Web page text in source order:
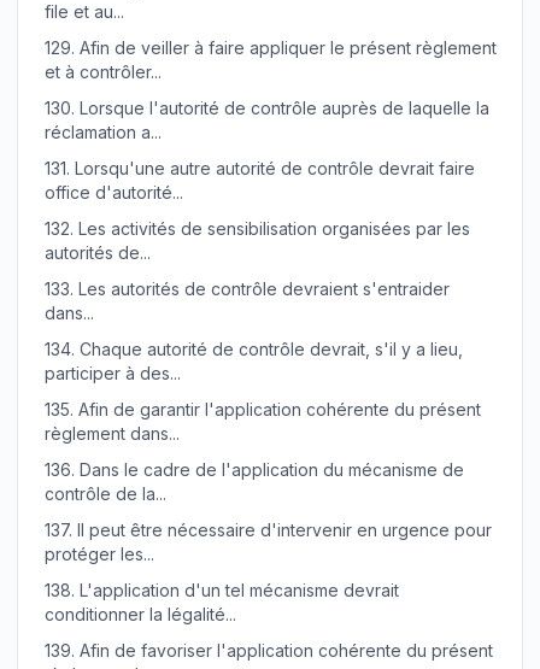
file et au...
129. Afin de veiller à faire appliquer le présent règlement
et à contrôler...
130. Lorsque l'autorité de contrôle auprès de laquelle la
réclamation a...
131. Lorsqu'une autre autorité de contrôle devrait faire
office d'autorité...
132. Les activités de sensibilisation organisées par les
autorités de...
133. Les autorités de contrôle devraient s'entraider
dans...
134. Chaque autorité de contrôle devrait, s'il y a lieu,
participer à des...
135. Afin de garantir l'application cohérente du présent
règlement dans...
136. Dans le cadre de l'application du mécanisme de
contrôle de la...
137. Il peut être nécessaire d'intervenir en urgence pour
protéger les...
138. L'application d'un tel mécanisme devrait
conditionner la légalité...
139. Afin de favoriser l'application cohérente du présent